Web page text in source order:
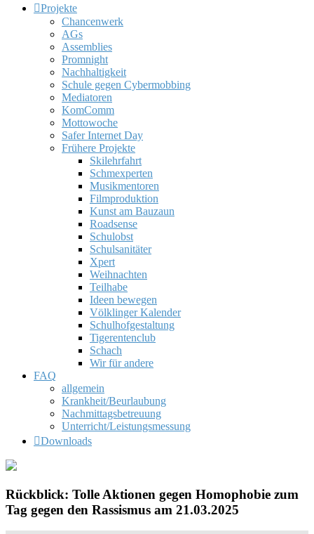
Projekte
Chancenwerk
AGs
Assemblies
Promnight
Nachhaltigkeit
Schule gegen Cybermobbing
Mediatoren
KomComm
Mottowoche
Safer Internet Day
Frühere Projekte
Skilehrfahrt
Schmexperten
Musikmentoren
Filmproduktion
Kunst am Bauzaun
Roadsense
Schulobst
Schulsanitäter
Xpert
Weihnachten
Teilhabe
Ideen bewegen
Völklinger Kalender
Schulhofgestaltung
Tigerentenclub
Schach
Wir für andere
FAQ
allgemein
Krankheit/Beurlaubung
Nachmittagsbetreuung
Unterricht/Leistungsmessung
Downloads
Rückblick: Tolle Aktionen gegen Homophobie zum
Tag gegen den Rassismus am 21.03.2025